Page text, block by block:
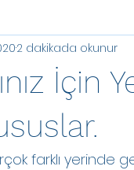
İçin
2 dakikada okunur
farklı yerinde